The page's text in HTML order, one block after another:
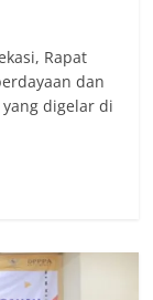
Rapat
dan
yang digelar di